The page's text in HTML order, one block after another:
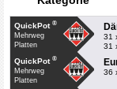
QuickPot ®
Mehrweg
Platten
31
31
QuickPot ®
Mehrweg
Platten
36